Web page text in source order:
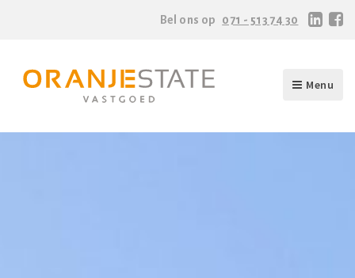
Bel ons op 071 - 513 74 30
Menu